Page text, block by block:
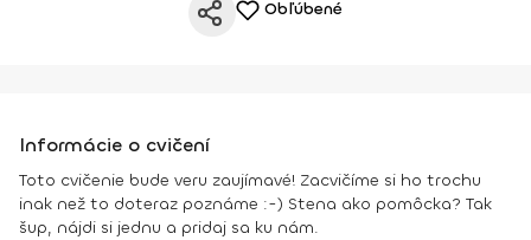
Obľúbené
Informácie o cvičení
Toto cvičenie bude veru zaujímavé! Zacvičíme si ho trochu
inak než to doteraz poznáme :-) Stena ako pomôcka? Tak
šup, nájdi si jednu a pridaj sa ku nám.